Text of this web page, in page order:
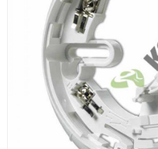
Kayıt Cihazları
Mobil Ürünler
Hırsız Alarm Sistemleri
Yangın Alarm Sistemleri
PDKS Sistemleri